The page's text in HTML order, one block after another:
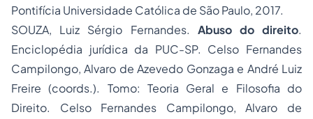
Pontifícia Universidade Católica de São Paulo, 2017.
SOUZA, Luiz Sérgio Fernandes. Abuso do direito.
Enciclopédia jurídica da PUC-SP. Celso Fernandes
Campilongo, Alvaro de Azevedo Gonzaga e André Luiz
Freire (coords.). Tomo: Teoria Geral e Filosofia do
Direito. Celso Fernandes Campilongo, Alvaro de